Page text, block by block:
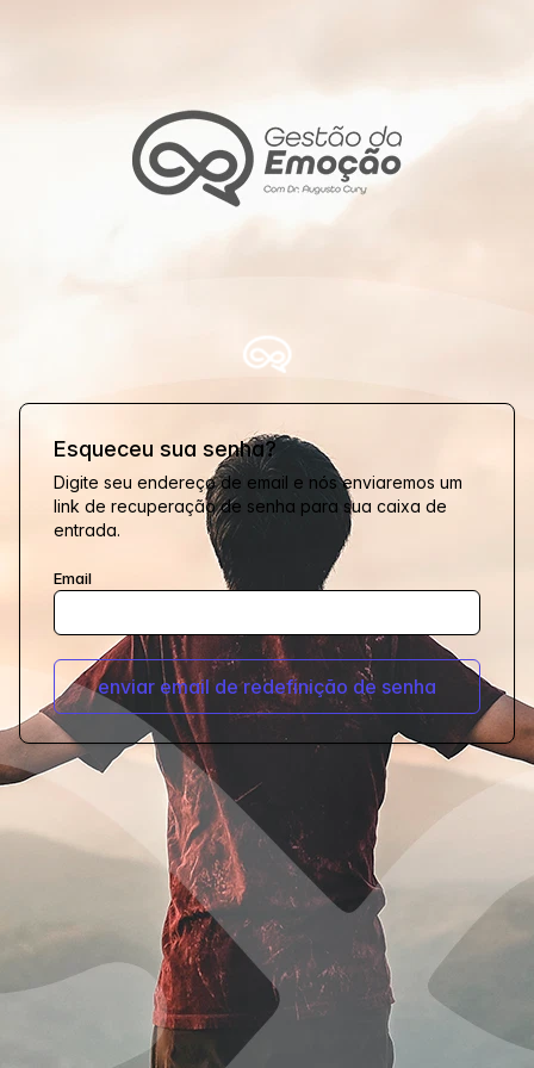
Esqueceu sua senha?
Digite seu endereço de email e nós enviaremos um
link de recuperação de senha para sua caixa de
entrada.
Email